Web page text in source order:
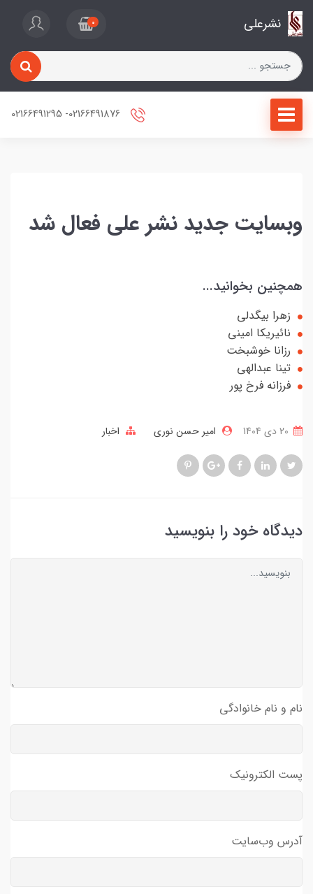
نشرعلی 0
وبسایت جدید نشر علی فعال شد
همچنین بخوانید...
زهرا بیگدلی
نائیریکا امینی
رزانا خوشبخت
تینا عبدالهی
فرزانه فرخ پور
امیر حسن نوری اخبار
دیدگاه خود را بنویسید
نام و نام خانوادگی
پست الکترونیک
آدرس وب‌سایت